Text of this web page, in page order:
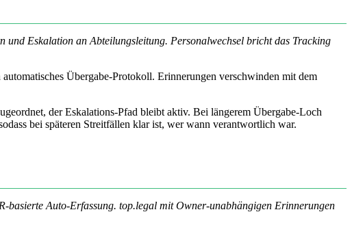
Eskalation an Abteilungsleitung. Personalwechsel bricht das Tracking
Übergabe-Protokoll. Erinnerungen verschwinden mit dem
der Eskalations-Pfad bleibt aktiv. Bei längerem Übergabe-Loch
bei späteren Streitfällen klar ist, wer wann verantwortlich war.
Auto-Erfassung. top.legal mit Owner-unabhängigen Erinnerungen